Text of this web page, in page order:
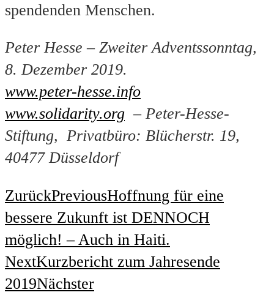
spendenden Menschen.
Peter Hesse – Zweiter Adventssonntag,
8. Dezember 2019.
www.peter-hesse.info
www.solidarity.org – Peter-Hesse-
Stiftung, Privatbüro: Blücherstr. 19,
40477 Düsseldorf
ZurückPreviousHoffnung für eine
bessere Zukunft ist DENNOCH
möglich! – Auch in Haiti.
NextKurzbericht zum Jahresende
2019Nächster